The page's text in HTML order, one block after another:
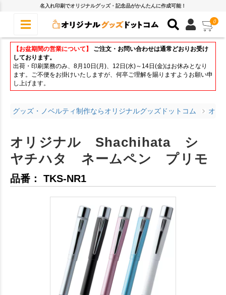
名入れ印刷でオリジナルグッズ・記念品がかんたんに作成可能！
0
【お盆期間の営業について】
ご注文・お問い合わせは通常どおりお受け
しております。
出荷・印刷業務のみ、8月10日(月)、12日(水)～14日(金)はお休みとなり
ます。ご不便をお掛けいたしますが、何卒ご理解を賜りますようお願い申
し上げます。
グッズ・ノベルティ制作ならオリジナルグッズドットコム オリ
オリジナル Shachihata シ
ヤチハタ ネームペン プリモ
品番： TKS-NR1